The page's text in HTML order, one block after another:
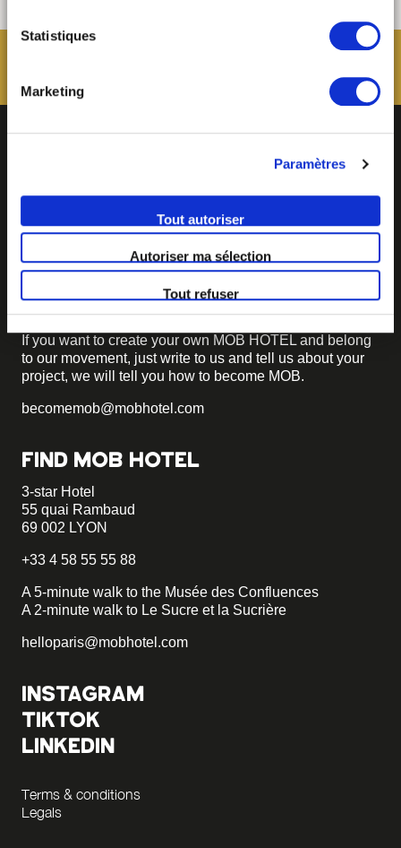
autoriser ma sélection ». Vous pouvez retirer votre
consentement à tout moment via notre outil de
relative aux cookies sous l’onglet « mentions légales ».
Statistiques
Marketing
Paramètres
Tout autoriser
Autoriser ma sélection
Tout refuser
BECOME MOB
If you want to create your own MOB HOTEL and belong
to our movement, just write to us and tell us about your
project, we will tell you how to become MOB.
becomemob@mobhotel.com
FIND MOB HOTEL
3-star Hotel
55 quai Rambaud
69 002 LYON
+33 4 58 55 55 88
A 5-minute walk to the Musée des Confluences
A 2-minute walk to Le Sucre et la Sucrière
helloparis@mobhotel.com
INSTAGRAM
TIKTOK
LINKEDIN
Terms & conditions
Legals